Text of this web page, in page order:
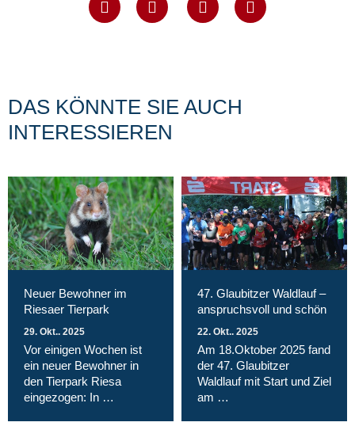
DAS KÖNNTE SIE AUCH
INTERESSIEREN
Neuer Bewohner im
Riesaer Tierpark
29. Okt.. 2025
Vor einigen Wochen ist
ein neuer Bewohner in
den Tierpark Riesa
eingezogen: In …
47. Glaubitzer Waldlauf –
anspruchsvoll und schön
22. Okt.. 2025
Am 18.Oktober 2025 fand
der 47. Glaubitzer
Waldlauf mit Start und Ziel
am …